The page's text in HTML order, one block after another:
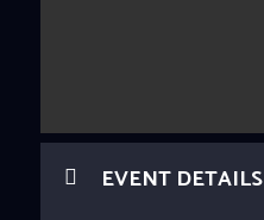
EVENT DETAILS